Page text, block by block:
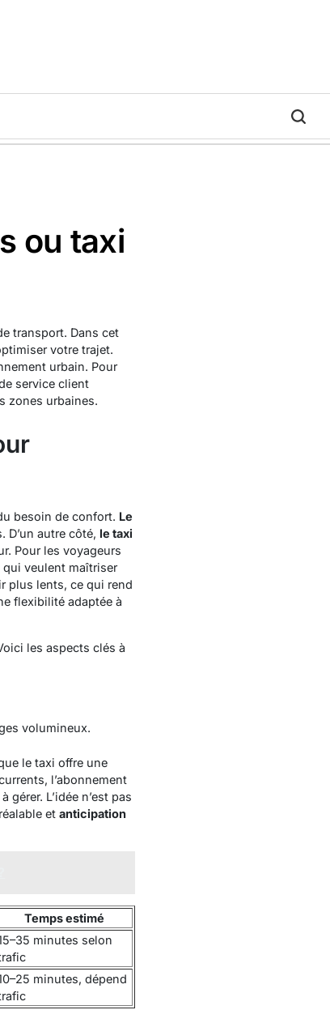
ou taxi
transport. Dans cet
votre trajet.
urbain. Pour
service client
zones urbaines.
besoin de confort. Le
D’un autre côté, le taxi
Pour les voyageurs
veulent maîtriser
plus lents, ce qui rend
flexibilité adaptée à
les aspects clés à
volumineux.
le taxi offre une
l’abonnement
L’idée n’est pas
et anticipation
Temps estimé
minutes selon
minutes, dépend